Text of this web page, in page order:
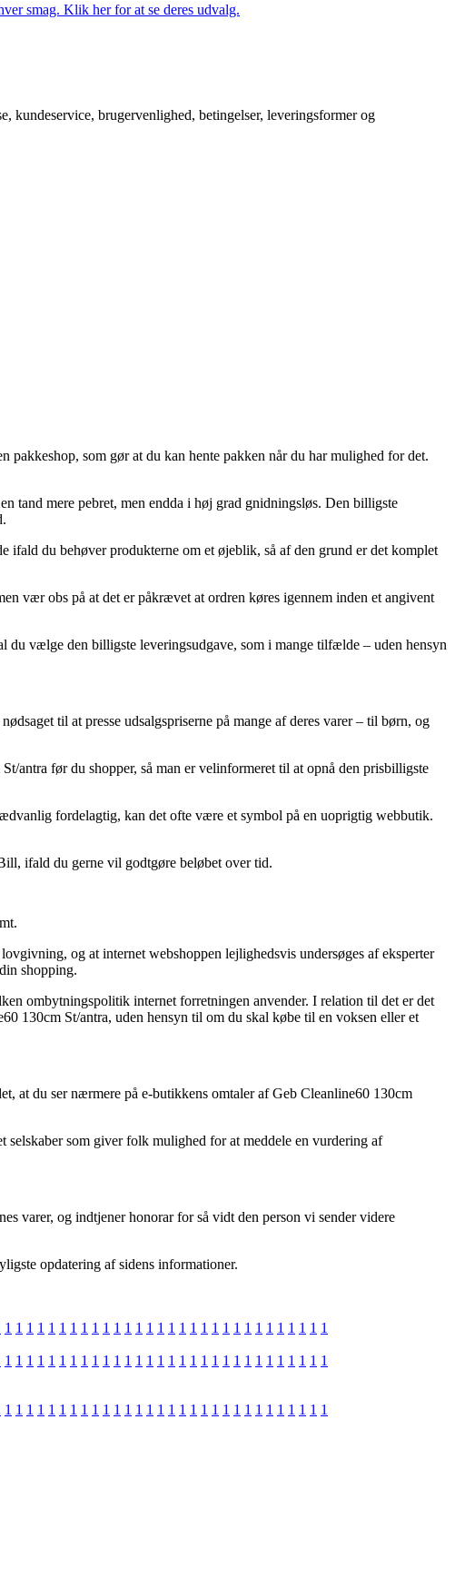
smag. Klik her for at se deres udvalg.
kundeservice, brugervenlighed, betingelser, leveringsformer og
som gør at du kan hente pakken når du har mulighed for det.
tand mere pebret, men endda i høj grad gnidningsløs. Den billigste
du behøver produkterne om et øjeblik, så af den grund er det komplet
vær obs på at det er påkrævet at ordren køres igennem inden et angivent
du vælge den billigste leveringsudgave, som i mange tilfælde – uden hensyn
til at presse udsalgspriserne på mange af deres varer – til børn, og
antra før du shopper, så man er velinformeret til at opnå den prisbilligste
fordelagtig, kan det ofte være et symbol på en uoprigtig webbutik.
ifald du gerne vil godtgøre beløbet over tid.
og at internet webshoppen lejlighedsvis undersøges af eksperter
shopping.
ombytningspolitik internet forretningen anvender. I relation til det er det
130cm St/antra, uden hensyn til om du skal købe til en voksen eller et
at du ser nærmere på e-butikkens omtaler af Geb Cleanline60 130cm
som giver folk mulighed for at meddele en vurdering af
varer, og indtjener honorar for så vidt den person vi sender videre
opdatering af sidens informationer.
1 1 1 1 1 1 1 1 1 1 1 1 1 1 1 1 1 1 1 1 1 1 1 1 1 1 1 1 1 1
1 1 1 1 1 1 1 1 1 1 1 1 1 1 1 1 1 1 1 1 1 1 1 1 1 1 1 1 1 1
1 1 1 1 1 1 1 1 1 1 1 1 1 1 1 1 1 1 1 1 1 1 1 1 1 1 1 1 1 1